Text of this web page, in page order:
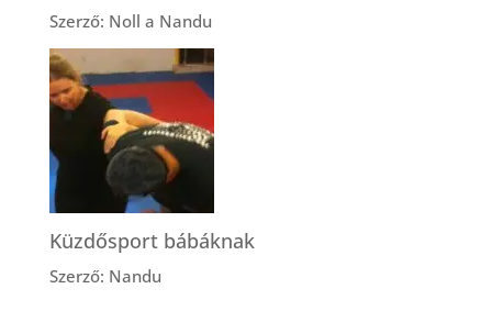
Szerző: Noll a Nandu
Küzdősport bábáknak
Szerző: Nandu